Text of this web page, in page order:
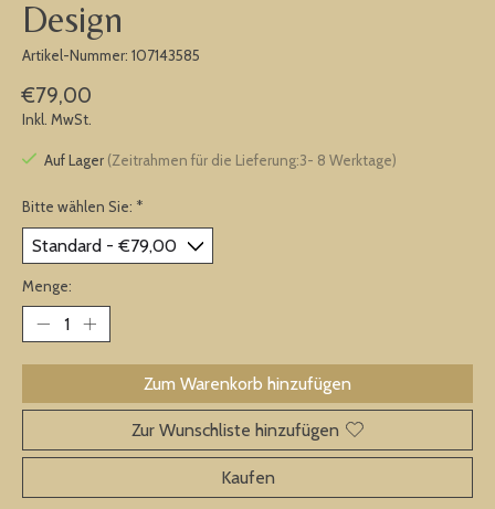
Design
Artikel-Nummer: 107143585
€79,00
Inkl. MwSt.
Auf Lager (Zeitrahmen für die Lieferung:3- 8 Werktage)
Bitte wählen Sie: *
Menge:
Zum Warenkorb hinzufügen
Zur Wunschliste hinzufügen
Kaufen